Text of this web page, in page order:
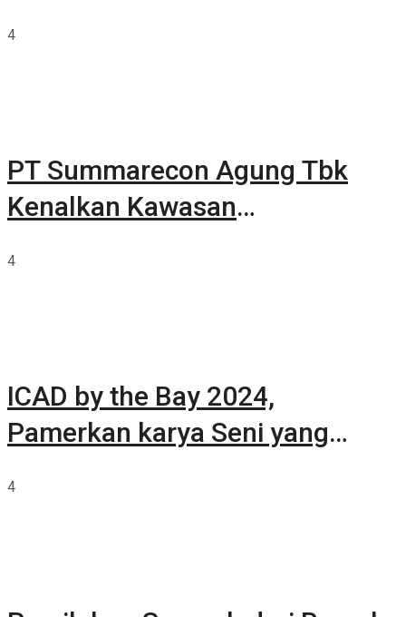
4
PT Summarecon Agung Tbk
Kenalkan Kawasan
4
ICAD by the Bay 2024,
Pamerkan karya Seni yang
4